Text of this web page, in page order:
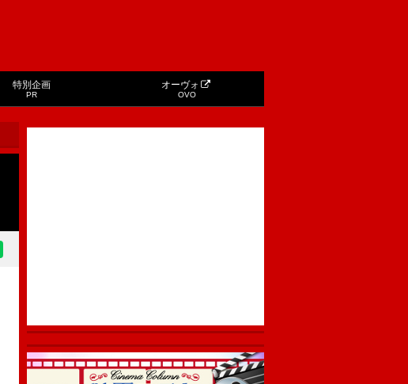
特別企画
PR
オーヴォ
OVO